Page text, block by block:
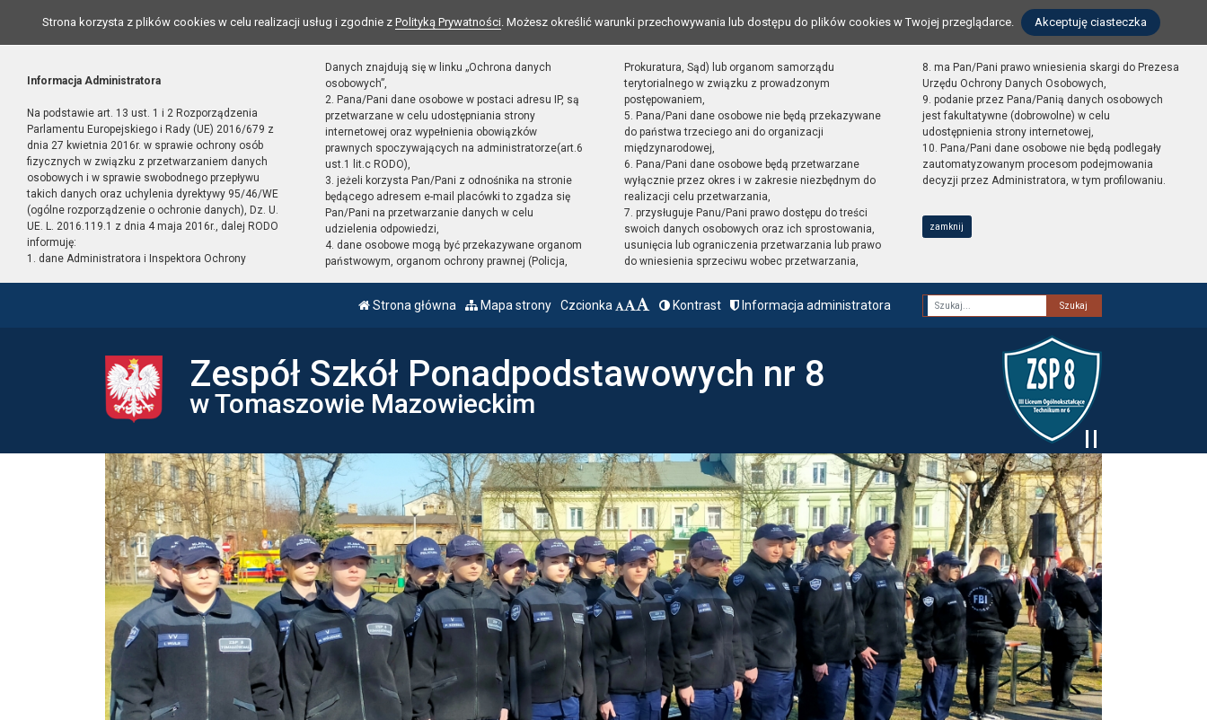
Strona korzysta z plików cookies w celu realizacji usług i zgodnie z Polityką Prywatności. Możesz określić warunki przechowywania lub dostępu do plików cookies w Twojej przeglądarce. Akceptuję ciasteczka
Informacja Administratora
Na podstawie art. 13 ust. 1 i 2 Rozporządzenia
Parlamentu Europejskiego i Rady (UE) 2016/679 z
dnia 27 kwietnia 2016r. w sprawie ochrony osób
fizycznych w związku z przetwarzaniem danych
osobowych i w sprawie swobodnego przepływu
takich danych oraz uchylenia dyrektywy 95/46/WE
(ogólne rozporządzenie o ochronie danych), Dz. U.
UE. L. 2016.119.1 z dnia 4 maja 2016r., dalej RODO
informuję:
1. dane Administratora i Inspektora Ochrony
Danych znajdują się w linku „Ochrona danych
osobowych”,
2. Pana/Pani dane osobowe w postaci adresu IP, są
przetwarzane w celu udostępniania strony
internetowej oraz wypełnienia obowiązków
prawnych spoczywających na administratorze(art.6
ust.1 lit.c RODO),
3. jeżeli korzysta Pan/Pani z odnośnika na stronie
będącego adresem e-mail placówki to zgadza się
Pan/Pani na przetwarzanie danych w celu
udzielenia odpowiedzi,
4. dane osobowe mogą być przekazywane organom
państwowym, organom ochrony prawnej (Policja,
Prokuratura, Sąd) lub organom samorządu
terytorialnego w związku z prowadzonym
postępowaniem,
5. Pana/Pani dane osobowe nie będą przekazywane
do państwa trzeciego ani do organizacji
międzynarodowej,
6. Pana/Pani dane osobowe będą przetwarzane
wyłącznie przez okres i w zakresie niezbędnym do
realizacji celu przetwarzania,
7. przysługuje Panu/Pani prawo dostępu do treści
swoich danych osobowych oraz ich sprostowania,
usunięcia lub ograniczenia przetwarzania lub prawo
do wniesienia sprzeciwu wobec przetwarzania,
8. ma Pan/Pani prawo wniesienia skargi do Prezesa
Urzędu Ochrony Danych Osobowych,
9. podanie przez Pana/Panią danych osobowych
jest fakultatywne (dobrowolne) w celu
udostępnienia strony internetowej,
10. Pana/Pani dane osobowe nie będą podlegały
zautomatyzowanym procesom podejmowania
decyzji przez Administratora, w tym profilowaniu.
zamknij
Strona główna Mapa strony Czcionka Kontrast Informacja administratora
Fraza
Zespół Szkół Ponadpodstawowych nr 8
w Tomaszowie Mazowieckim